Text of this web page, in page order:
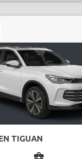
TIGUAN
business_center